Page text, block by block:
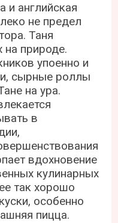
и английская
не предел
Таня
на природе.
упоенно и
сырные роллы
на ура.
в
вдохновение
кулинарных
так хорошо
особенно
пицца.